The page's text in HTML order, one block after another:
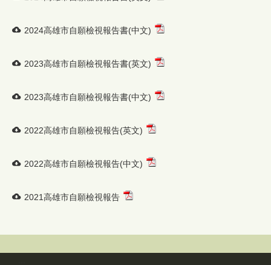
2025高雄市自願檢視報告書(英文)
2025高雄市自願檢視報告書(中文)
2024高雄市自願檢視報告書(英文)